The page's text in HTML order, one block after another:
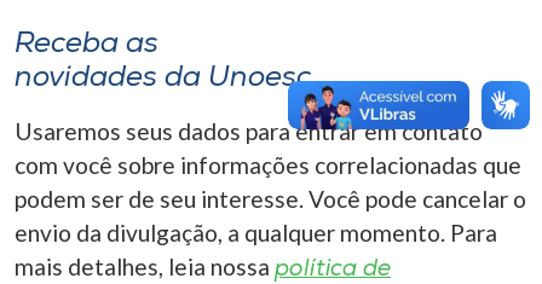
Receba as
novidades da Unoesc
Usaremos seus dados para entrar em contato
com você sobre informações correlacionadas que
podem ser de seu interesse. Você pode cancelar o
envio da divulgação, a qualquer momento. Para
mais detalhes, leia nossa política de